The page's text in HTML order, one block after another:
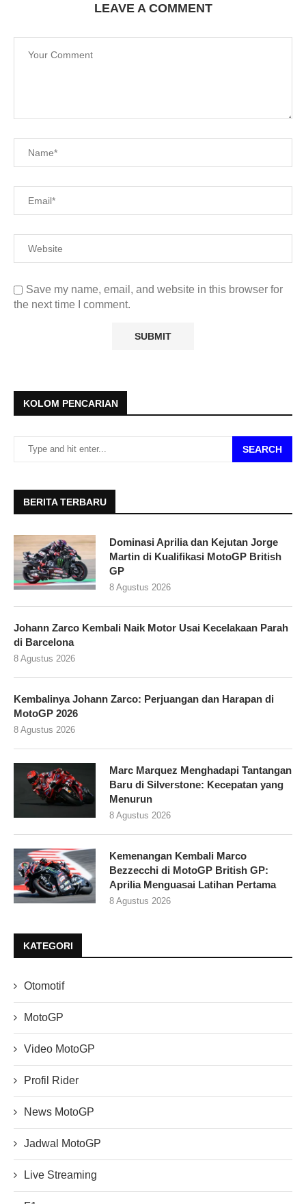
LEAVE A COMMENT
Save my name, email, and website in this browser for
the next time I comment.
KOLOM PENCARIAN
SEARCH
BERITA TERBARU
Dominasi Aprilia dan Kejutan Jorge
Martin di Kualifikasi MotoGP British
GP
8 Agustus 2026
Johann Zarco Kembali Naik Motor Usai Kecelakaan Parah
di Barcelona
8 Agustus 2026
Kembalinya Johann Zarco: Perjuangan dan Harapan di
MotoGP 2026
8 Agustus 2026
Marc Marquez Menghadapi Tantangan
Baru di Silverstone: Kecepatan yang
Menurun
8 Agustus 2026
Kemenangan Kembali Marco
Bezzecchi di MotoGP British GP:
Aprilia Menguasai Latihan Pertama
8 Agustus 2026
KATEGORI
Otomotif
MotoGP
Video MotoGP
Profil Rider
News MotoGP
Jadwal MotoGP
Live Streaming